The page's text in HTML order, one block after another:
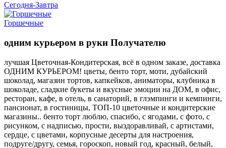
Сегодня-Завтра
Горшечные
одним курьером в руки Получателю
лучшая Цветочная-Кондитерская, всё в одном заказе, доставка
ОДНИМ КУРЬЕРОМ! цветы, бенто торт, моти, дубайский
шоколад, магазин тортов, капкейков, аниматоры, клубника в
шоколаде, сладкие букеты и вкусные эмоции на ДОМ, в офис,
ресторан, кафе, в отель, в санаторий, в глэмпинги и кемпинги,
пансионат, в гостиницы, ТОП-10 цветочные и кондитерские
магазины.. бенто торт люблю, спасибо, с ягодами, с фото, с
рисунком, с надписью, прости, выздоравливай, с артистами,
сердце, с цветами, корпусные десерты для настроения,
подруге/другу, семья, гороскоп, новый год, красный, белый,